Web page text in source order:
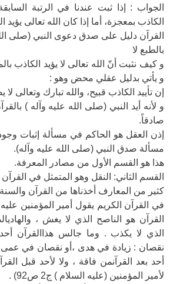
الجواب : إذا ثبت عندنا في الرتبة
الكاذب بمعجزة، أما إذا كان الله تعالى
القرآن دليل على صدق دعوى النبي (صلى
بالطبع لا
و كيف نثبت أنّ الله تعالى لا يؤيد الكاذب
و يأتي بدليل عقلي محض وهو :
إن تأييد الكاذب قبيح، والله تبارك وتعالى لا
و لأنه أيد النبي (صلى الله عليه وآله )
صادقاً.
إذن العقل هو الحاكم في مسألة إثبات
مسألة صدق النبي (صلى الله عليه وآله).
هذا هو القسم الأول من مصادر المعرفة.
القسم الثاني: النقل وهو المتمثل في
كثير من المعارف أخذناها من القرآن
في القرآن الكريم يقول أمير المؤمنين عليه
القرآن هو الناصح الذي لا يغش ،
الذي لا يكذب . وما جالس هذاالقرآن أحد
نقصان : زيادة في هدى ،أو نقصان في عمى
أحد بعد القرآنمن فاقة ، ولا لأحد قبل
لأمير المؤمنين (عليه السلام ) ج2 ص92) .